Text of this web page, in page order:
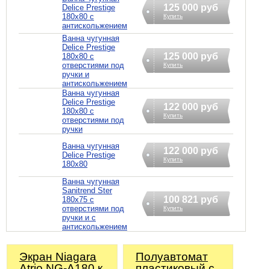
Delice Prestige
180x80 с
антискольжением
125 000 руб
Купить
Ванна чугунная
Delice Prestige
180x80 с
отверстиями под
ручки и
антискольжением
125 000 руб
Купить
Ванна чугунная
Delice Prestige
180x80 с
отверстиями под
ручки
122 000 руб
Купить
Ванна чугунная
Delice Prestige
180x80
122 000 руб
Купить
Ванна чугунная
Sanitrend Ster
180х75 с
отверстиями под
ручки и с
антискольжением
100 821 руб
Купить
Экран Niagara
Полуавтомат